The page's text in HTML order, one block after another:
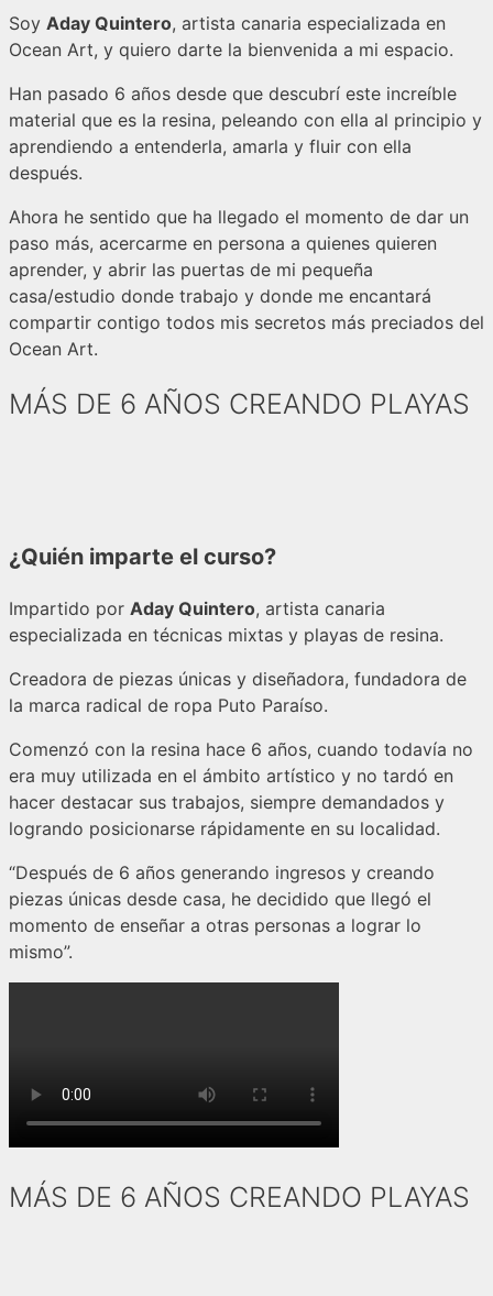
Soy Aday Quintero, artista canaria especializada en
Ocean Art, y quiero darte la bienvenida a mi espacio.
Han pasado 6 años desde que descubrí este increíble
material que es la resina, peleando con ella al principio y
aprendiendo a entenderla, amarla y fluir con ella
después.
Ahora he sentido que ha llegado el momento de dar un
paso más, acercarme en persona a quienes quieren
aprender, y abrir las puertas de mi pequeña
casa/estudio donde trabajo y donde me encantará
compartir contigo todos mis secretos más preciados del
Ocean Art.
MÁS DE 6 AÑOS CREANDO PLAYAS
¿Quién imparte el curso?
Impartido por Aday Quintero, artista canaria
especializada en técnicas mixtas y playas de resina.
Creadora de piezas únicas y diseñadora, fundadora de
la marca radical de ropa Puto Paraíso.
Comenzó con la resina hace 6 años, cuando todavía no
era muy utilizada en el ámbito artístico y no tardó en
hacer destacar sus trabajos, siempre demandados y
logrando posicionarse rápidamente en su localidad.
“Después de 6 años generando ingresos y creando
piezas únicas desde casa, he decidido que llegó el
momento de enseñar a otras personas a lograr lo
mismo”.
MÁS DE 6 AÑOS CREANDO PLAYAS